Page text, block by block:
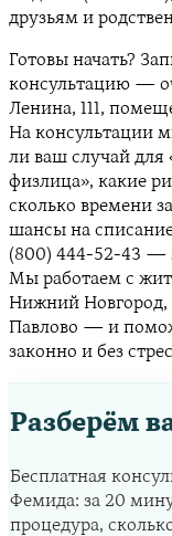
друзьям и
Готовы начать?
консультацию —
Ленина, 111,
На консультации
ли ваш случай для
физлица», какие
сколько времени
шансы на
(800) 444-52-43 —
Мы работаем с
Нижний Новгород,
Павлово — и
законно и без
Разберём
Бесплатная
Фемида: за 20
процедура,